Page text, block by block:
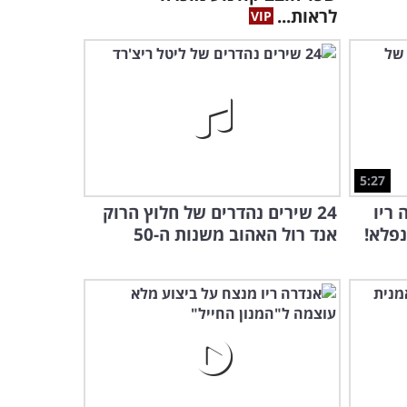
לראות...
5:27
ריו
24 שירים נהדרים של חלוץ הרוק
אנד רול האהוב משנות ה-50